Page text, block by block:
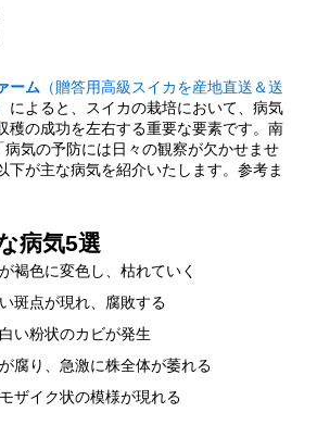
枯病への対策
病対策の秘訣
ための3つの基本ケア
プロが実践する病気予防テクニック
功する家庭菜園のポイント
ーム （贈答用高級スイカを産地直送＆送
によると、スイカの栽培において、病気
穫の成功を左右する重要な要素です。南
病気の予防には日々の観察が欠かせませ
下が主な病気を紹介いたします。参考ま
病気5選
褐色に変色し、枯れていく
斑点が現れ、腐敗する
い粉状のカビが発生
腐り、急激に株全体が萎れる
ザイク状の模様が現れる